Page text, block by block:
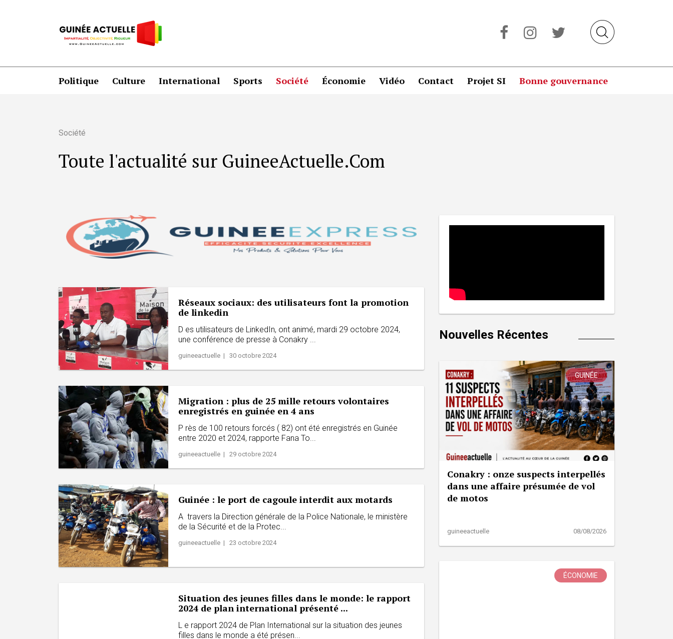
Politique Culture International Sports Société Économie Vidéo Contact Projet SI Bonne gouvernance
Société
Toute l'actualité sur GuineeActuelle.Com
Réseaux sociaux: des utilisateurs font la promotion
de linkedin
D es utilisateurs de LinkedIn, ont animé, mardi 29 octobre 2024,
une conférence de presse à Conakry ...
guineeactuelle | 30 octobre 2024
Migration : plus de 25 mille retours volontaires
enregistrés en guinée en 4 ans
P rès de 100 retours forcés ( 82) ont été enregistrés en Guinée
entre 2020 et 2024, rapporte Fana To...
guineeactuelle | 29 octobre 2024
Guinée : le port de cagoule interdit aux motards
A travers la Direction générale de la Police Nationale, le ministère
de la Sécurité et de la Protec...
guineeactuelle | 23 octobre 2024
Situation des jeunes filles dans le monde: le rapport
2024 de plan international présenté ...
L e rapport 2024 de Plan International sur la situation des jeunes
filles dans le monde a été présen...
Nouvelles Récentes
GUINÉE
Conakry : onze suspects interpellés
dans une affaire présumée de vol
de motos
guineeactuelle 08/08/2026
ÉCONOMIE